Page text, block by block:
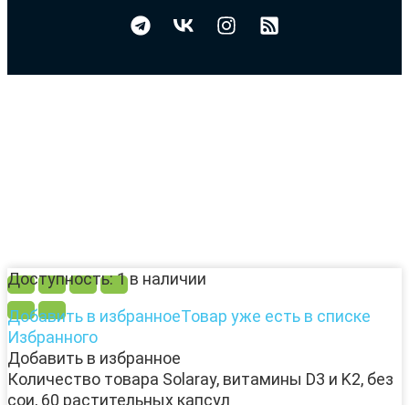
Доступность:1 в наличии
Добавить в избранноеТовар уже есть в списке
Избранного
Добавить в избранное
Количество товара Solaray, витамины D3 и K2, без
сои, 60 растительных капсул